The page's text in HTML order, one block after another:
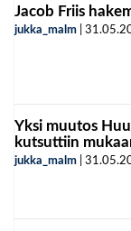
Jacob Friis
jukka_malm
Yksi muutos
kutsuttiin
jukka_malm